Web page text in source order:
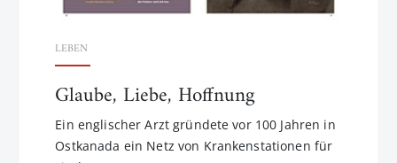
LEBEN
Glaube, Liebe, Hoffnung
Ein englischer Arzt gründete vor 100 Jahren in
Ostkanada ein Netz von Krankenstationen für